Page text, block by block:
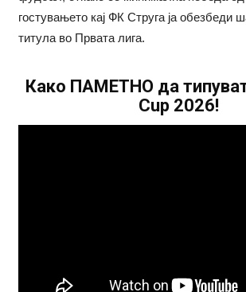
гостувањето кај ФК Струга ја обезбеди
титула во Првата лига.
Како ПАМЕТНО да
Cup 2026!